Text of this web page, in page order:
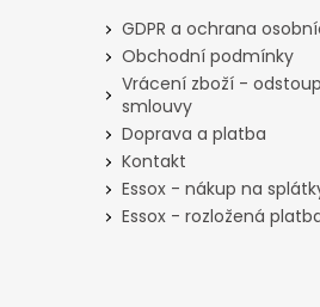
GDPR a ochrana
Obchodní podmínky
Vrácení zboží -
smlouvy
Doprava a platba
Kontakt
Essox - nákup na
Essox - rozložená